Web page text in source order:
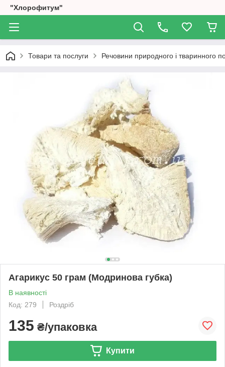
"Хлорофитум"
Товари та послуги Речовини природного і тваринного
Агарикус 50 грам (Модринова губка)
В наявності
Код: 279
Роздріб
135 ₴/упаковка
Купити